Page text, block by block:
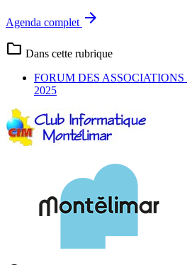
Agenda complet arrow_forward
folder Dans cette rubrique
FORUM DES ASSOCIATIONS
2025